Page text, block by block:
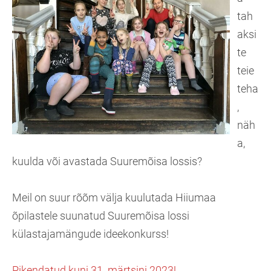
tah
aksi
te
teie
teha
,
näh
a,
kuulda või avastada Suuremõisa lossis?
Meil on suur rõõm välja kuulutada Hiiumaa
õpilastele suunatud Suuremõisa lossi
külastajamängude ideekonkurss!